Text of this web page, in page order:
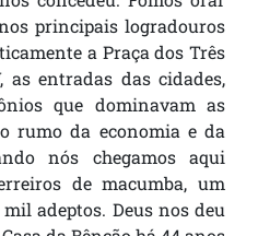
principais logradouros
a Praça dos Três
as entradas das cidades,
que dominavam as
rumo da economia e da
nós chegamos aqui
de macumba, um
adeptos. Deus nos deu